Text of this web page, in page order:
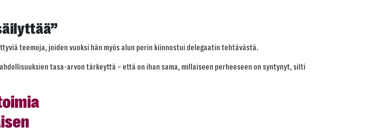
teemoja, joiden vuoksi hän myös alun perin kiinnostui delegaatin tehtävästä.
tasa-arvon tärkeyttä – että on ihan sama, millaiseen perheeseen on syntynyt, silti